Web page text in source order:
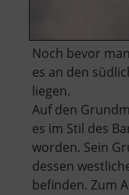
Noch bevor
es an den
liegen.
Auf den
es im Stil des
worden. Sein
dessen
befinden. Zum